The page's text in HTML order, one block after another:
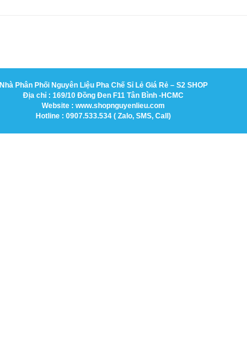
Nhà Phân Phối Nguyên Liệu Pha Chế Sỉ Lẻ Giá Rẻ – S2 SHOP
Địa chỉ : 169/10 Đồng Đen F11 Tân Bình -HCMC
Website : www.shopnguyenlieu.com
Hotline : 0907.533.534 ( Zalo, SMS, Call)